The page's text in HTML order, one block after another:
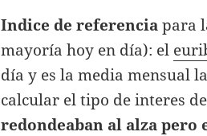
Indice de referenciapara
mayoría hoy en día): el
día y es la media mensual
calcular el tipo de interes
redondeaban al alza pero